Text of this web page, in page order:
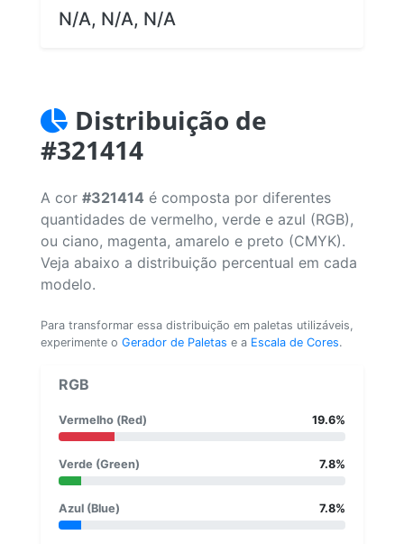
N/A, N/A, N/A
Distribuição de
#321414
A cor #321414 é composta por diferentes
quantidades de vermelho, verde e azul (RGB),
ou ciano, magenta, amarelo e preto (CMYK).
Veja abaixo a distribuição percentual em cada
modelo.
Para transformar essa distribuição em paletas utilizáveis,
experimente o Gerador de Paletas e a Escala de Cores.
RGB
Vermelho (Red) 19.6%
Verde (Green) 7.8%
Azul (Blue) 7.8%